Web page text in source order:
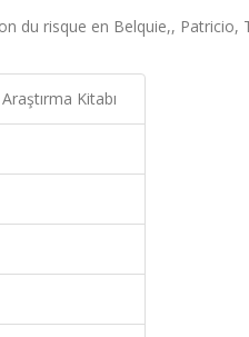
du risque en Belquie,, Patricio,
Kitabı